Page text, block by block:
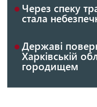
Через спеку
стала
Державі
Харківській
городищем